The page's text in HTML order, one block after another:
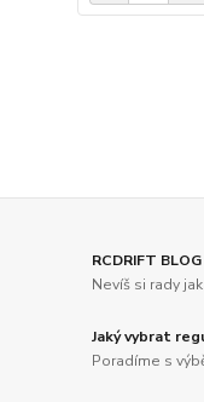
RCDRIFT BLOG
Nevíš si rady
Jaký vybrat
Poradíme s